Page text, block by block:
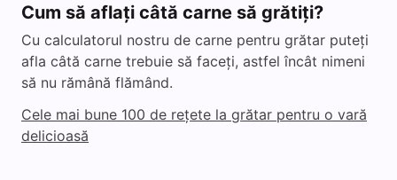
V
i
d
Cum să aflați câtă carne să grătiți?
Cu calculatorul nostru de carne pentru grătar puteți
afla câtă carne trebuie să faceți, astfel încât nimeni
să nu rămână flămând.
Cele mai bune 100 de rețete la grătar pentru o vară
delicioasă